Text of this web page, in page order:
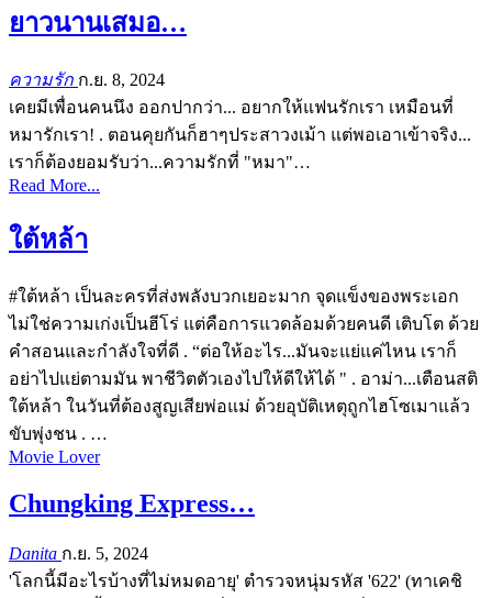
ยาวนานเสมอ…
ความรัก ก.ย. 8, 2024
เคยมีเพื่อนคนนึง ออกปากว่า... อยากให้แฟนรักเรา เหมือนที่
หมารักเรา! . ตอนคุยกันก็ฮาๆประสาวงเม้า แต่พอเอาเข้าจริง...
เราก็ต้องยอมรับว่า...ความรักที่ "หมา"…
Read More...
ใต้หล้า
#ใต้หล้า เป็นละครที่ส่งพลังบวกเยอะมาก จุดแข็งของพระเอก
ไม่ใช่ความเก่งเป็นฮีโร่ แต่คือการแวดล้อมด้วยคนดี เติบโต ด้วย
คำสอนและกำลังใจที่ดี . “ต่อให้อะไร...มันจะแย่แค่ไหน เราก็
อย่าไปแย่ตามมัน พาชีวิตตัวเองไปให้ดีให้ได้ " . อาม่า...เตือนสติ
ใต้หล้า ในวันที่ต้องสูญเสียพ่อแม่ ด้วยอุบัติเหตุถูกไฮโซเมาแล้ว
ขับพุ่งชน . …
Movie Lover
Chungking Express…
Danita ก.ย. 5, 2024
'โลกนี้มีอะไรบ้างที่ไม่หมดอายุ' ตำรวจหนุ่มรหัส '622' (ทาเคชิ